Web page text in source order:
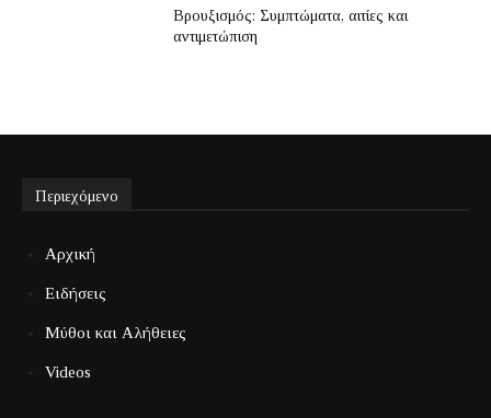
Βρουξισμός: Συμπτώματα, αιτίες και
αντιμετώπιση
Περιεχόμενο
Αρχική
Ειδήσεις
Μύθοι και Αλήθειες
Videos